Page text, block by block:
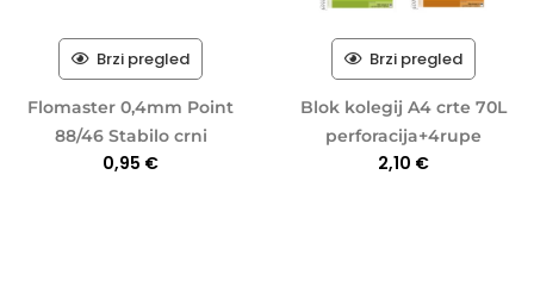
Brzi pregled
Flomaster 0,4mm Point
88/46 Stabilo crni
0,95 €
Brzi pregled
Blok kolegij A4 crte 70L
perforacija+4rupe
2,10 €